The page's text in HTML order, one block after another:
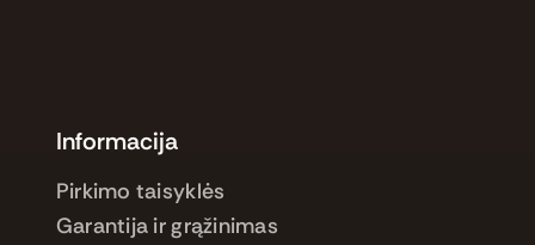
Informacija
Pirkimo taisyklės
Garantija ir grąžinimas